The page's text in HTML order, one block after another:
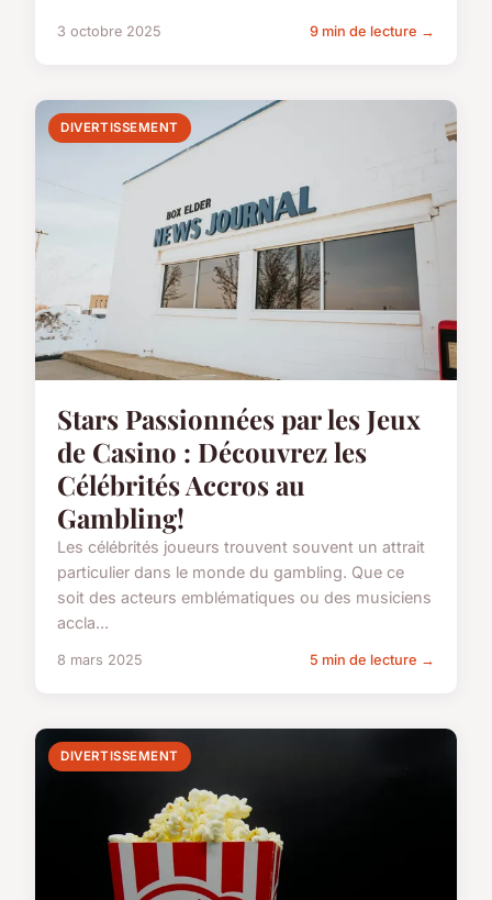
3 octobre 2025 9 min de lecture →
DIVERTISSEMENT
Stars Passionnées par les Jeux
de Casino : Découvrez les
Célébrités Accros au
Gambling!
Les célébrités joueurs trouvent souvent un attrait
particulier dans le monde du gambling. Que ce
soit des acteurs emblématiques ou des musiciens
accla...
8 mars 2025 5 min de lecture →
DIVERTISSEMENT